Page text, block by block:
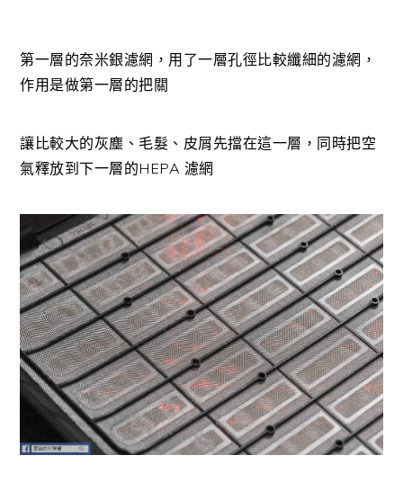
第一層的奈米銀濾網，用了一層孔徑比較纖細的濾網，
作用是做第一層的把關
讓比較大的灰塵、毛髮、皮屑先擋在這一層，同時把空
氣釋放到下一層的HEPA 濾網